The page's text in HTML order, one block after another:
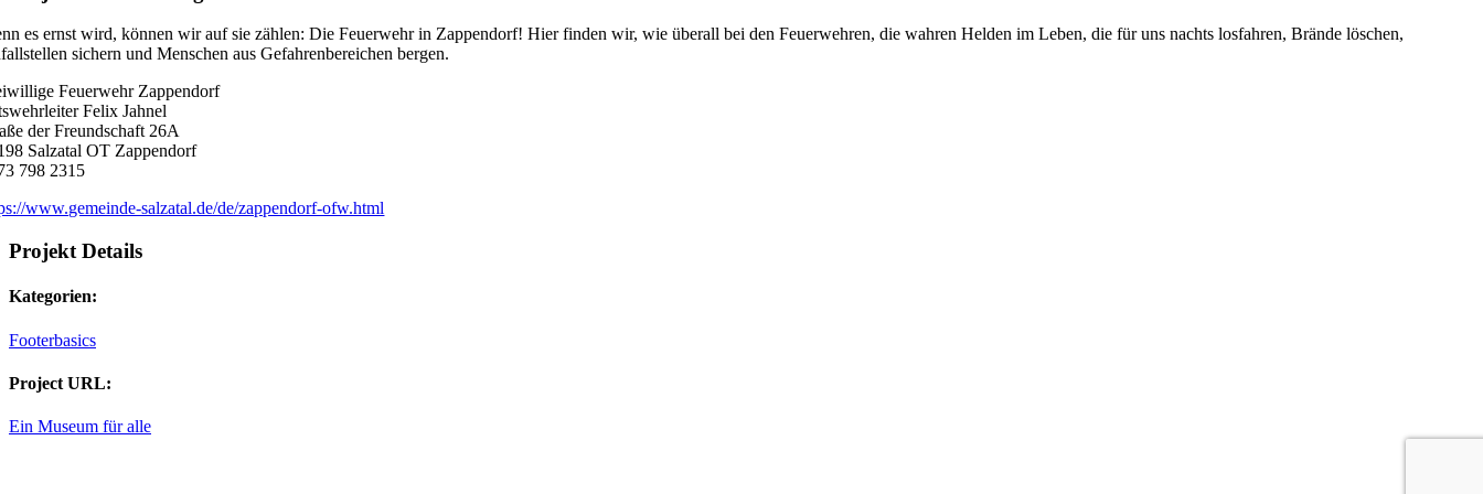
es ernst wird, können wir auf sie zählen: Die Feuerwehr in Zappendorf! Hier finden wir, wie überall bei den Feuerwehren, die wahren Helden im Leben, die für uns nachts losfahren, Brände löschen,
sichern und Menschen aus Gefahrenbereichen bergen.
Feuerwehr Zappendorf
Felix Jahnel
der Freundschaft 26A
Salzatal OT Zappendorf
798 2315
www.gemeinde-salzatal.de/de/zappendorf-ofw.html
Projekt Details
Kategorien:
Footerbasics
Project URL:
Ein Museum für alle